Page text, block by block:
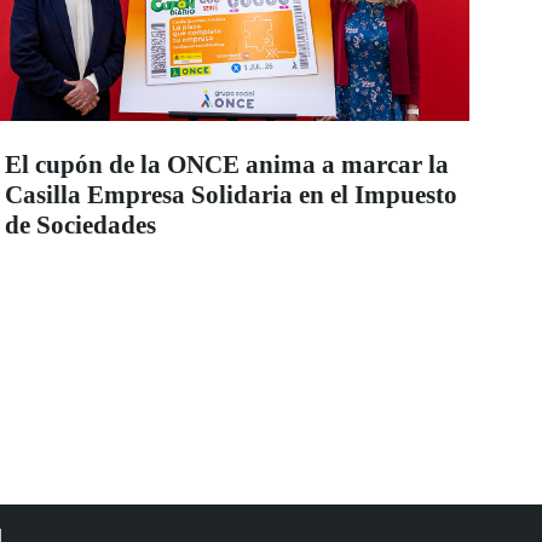
El cupón de la ONCE anima a marcar la
Casilla Empresa Solidaria en el Impuesto
de Sociedades